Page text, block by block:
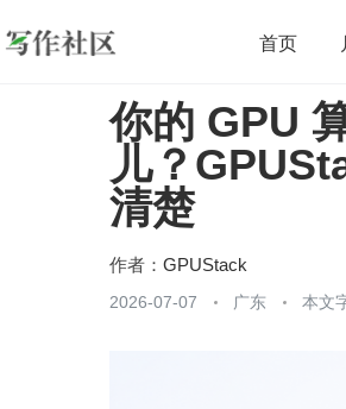
首页
开源 架构
团队管理 程序员
你的 GPU
儿？
清楚
作者： GPUStack
2026-07-07 广东 本文